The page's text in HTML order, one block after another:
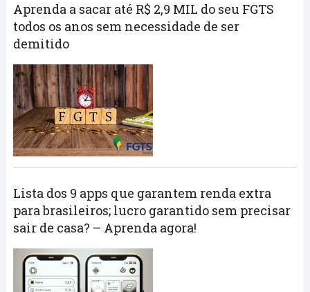
Aprenda a sacar até R$ 2,9 MIL do seu FGTS
todos os anos sem necessidade de ser
demitido
Lista dos 9 apps que garantem renda extra
para brasileiros; lucro garantido sem precisar
sair de casa? – Aprenda agora!